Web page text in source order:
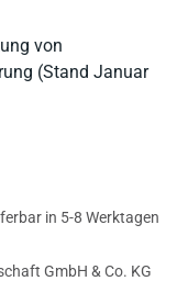
von
(Stand Januar
in 5-8 Werktagen
GmbH & Co. KG